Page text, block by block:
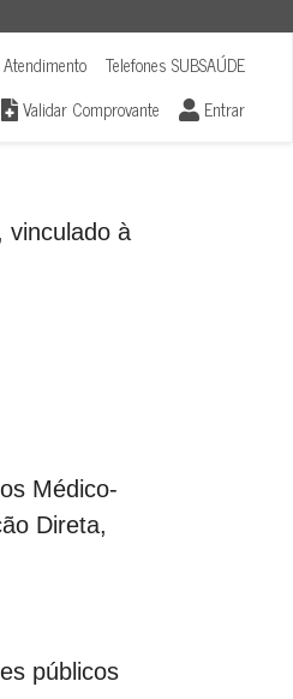
Telefones SUBSAÚDE
Validar Comprovante
Entrar
vinculado à
Médico-
Direta,
públicos